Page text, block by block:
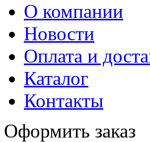
О компании
Новости
Оплата и
Каталог
Контакты
Оформить заказ